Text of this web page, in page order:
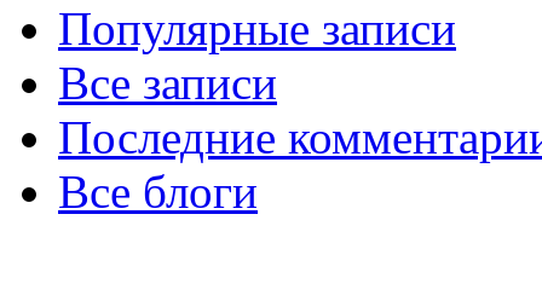
Популярные записи
Все записи
Последние
Все блоги